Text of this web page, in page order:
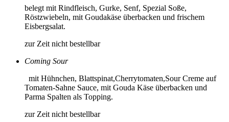
belegt mit Rindfleisch, Gurke, Senf, Spezial Soße,
Röstzwiebeln, mit Goudakäse überbacken und frischem
Eisbergsalat.
zur Zeit nicht bestellbar
Coming Sour
mit Hühnchen, Blattspinat,Cherrytomaten,Sour Creme auf
Tomaten-Sahne Sauce, mit Gouda Käse überbacken und
Parma Spalten als Topping.
zur Zeit nicht bestellbar